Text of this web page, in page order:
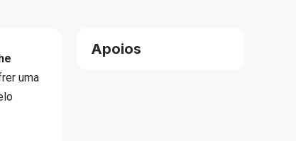
uma
Apoios